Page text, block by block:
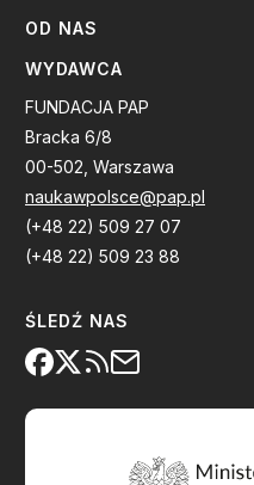
OD NAS
WYDAWCA
FUNDACJA PAP
Bracka 6/8
00-502, Warszawa
naukawpolsce@pap.pl
(+48 22) 509 27 07
(+48 22) 509 23 88
ŚLEDŹ NAS